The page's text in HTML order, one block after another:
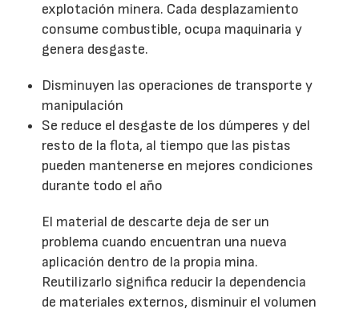
explotación minera. Cada desplazamiento
consume combustible, ocupa maquinaria y
genera desgaste.
Disminuyen las operaciones de transporte y
manipulación
Se reduce el desgaste de los dúmperes y del
resto de la flota, al tiempo que las pistas
pueden mantenerse en mejores condiciones
durante todo el año
El material de descarte deja de ser un
problema cuando encuentran una nueva
aplicación dentro de la propia mina.
Reutilizarlo significa reducir la dependencia
de materiales externos, disminuir el volumen